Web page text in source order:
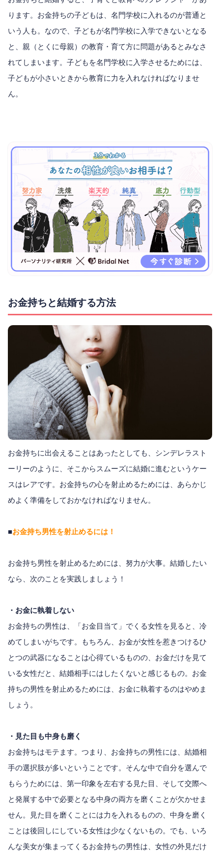
ります。お金持ちの子どもは、名門学校に入れるのが普通と
いう人も。なので、子どもが名門学校に入学できないとなる
と、親（とくに母親）の教育・育て方に問題があるとみなさ
れてしまいます。子どもを名門学校に入学させるためには、
子どもが小さいときから教育に力を入れなければなりませ
ん。
お金持ちと結婚する方法
お金持ちに出会えることはあったとしても、シンデレラスト
ーリーのように、そこからスムーズに結婚に進むというケー
スはレアです。お金持ちの心を射止めるためには、あらかじ
めよく準備をしておかなければなりません。
■お金持ち男性を射止めるには！
お金持ち男性を射止めるためには、努力が大事。結婚したい
なら、次のことを実践しましょう！
・お金に執着しない
お金持ちの男性は、「お金目当て」でくる女性を見ると、冷
めてしまいがちです。もちろん、お金が女性を惹きつけるひ
とつの武器になることは心得ているものの、お金だけを見て
いる女性だと、結婚相手にはしたくないと感じるもの。お金
持ちの男性を射止めるためには、お金に執着するのはやめま
しょう。
・見た目も中身も磨く
お金持ちはモテます。つまり、お金持ちの男性には、結婚相
手の選択肢が多いということです。そんな中で自分を選んで
もらうためには、第一印象を左右する見た目、そして交際へ
と発展する中で必要となる中身の両方を磨くことが欠かせま
せん。見た目を磨くことには力を入れるものの、中身を磨く
ことは後回しにしている女性は少なくないもの。でも、いろ
んな美女が集まってくるお金持ちの男性は、女性の外見だけ